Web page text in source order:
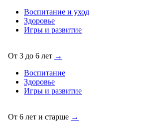
Воспитание и уход
Здоровье
Игры и развитие
От 3 до 6 лет →
Воспитание
Здоровье
Игры и развитие
От 6 лет и старше →